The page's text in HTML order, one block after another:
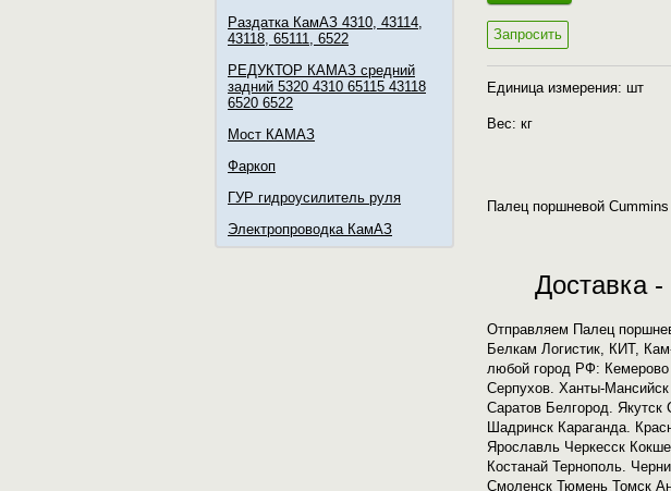
Раздатка КамАЗ 4310, 43114,
43118, 65111, 6522
РЕДУКТОР КАМАЗ средний
задний 5320 4310 65115 43118
6520 6522
Мост КАМАЗ
Фаркоп
ГУР гидроусилитель руля
Электропроводка КамАЗ
Запросить
Единица измерения: шт
Вес: кг
Палец поршневой
Доставка
Отправляем Палец
Белкам Логистик, КИТ,
любой город РФ: Кемерово
Серпухов. Ханты-
Саратов Белгород. Якутск
Шадринск Караганда.
Ярославль Черкесск
Костанай Тернополь.
Смоленск Тюмень Томск